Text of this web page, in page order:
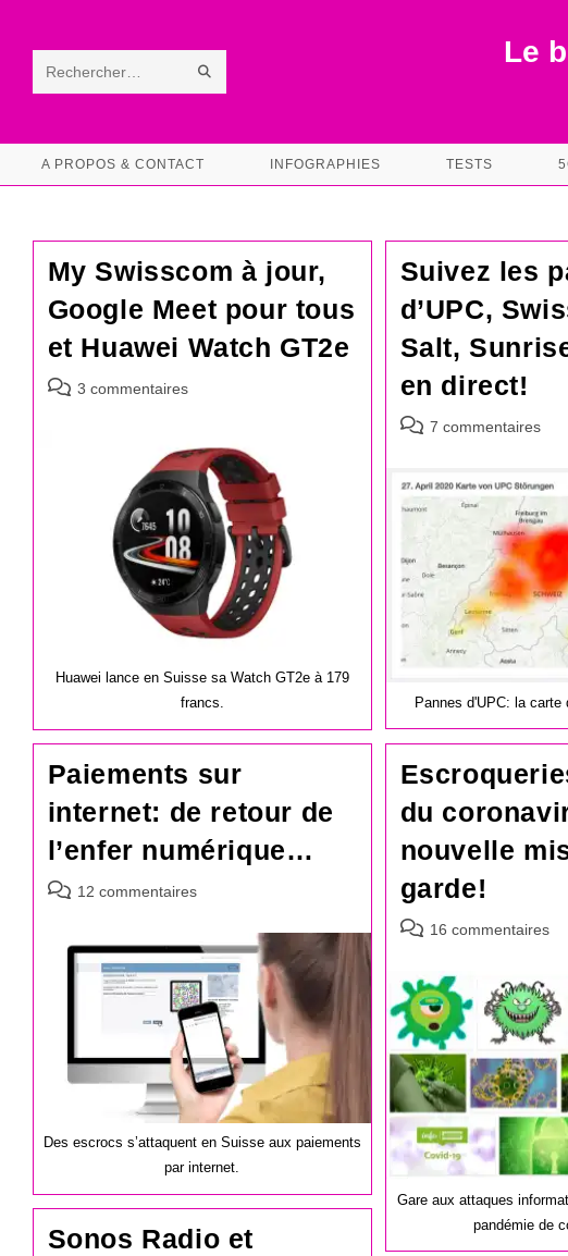
contentRechercher
ce RECHERCHE
Le
A PROPOS & CONTACT INFOGRAPHIES TESTS
My Swisscom à jour,
Google Meet pour tous
et Huawei Watch GT2e
Commentaires
3 commentaires
Huawei lance en Suisse sa Watch GT2e à 179
francs.
Suivez les
d’UPC,
Salt,
en direct!
Commentaires
publication :
7 commentaires
Pannes d'UPC: la carte
du
nouvelle
garde!
Commentaires
publication :
16 commentaires
Gare aux attaques
pandémie de
Paiements sur
internet: de retour de
l’enfer numérique…
Commentaires
publication :
12 commentaires
Des escrocs s’attaquent en Suisse aux paiements
par internet.
Sonos Radio et